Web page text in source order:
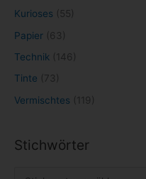
Kurioses (55)
Papier (63)
Technik (146)
Tinte (73)
Vermischtes (119)
Stichwörter